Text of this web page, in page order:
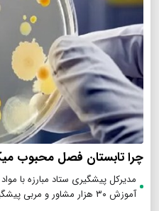
چرا تابستان فصل محبوب
مدیرکل پیشگیری ستاد مبارزه با
آموزش ۳۰ هزار مشاور و مربی پیشگیری اعتیاد در مدارس